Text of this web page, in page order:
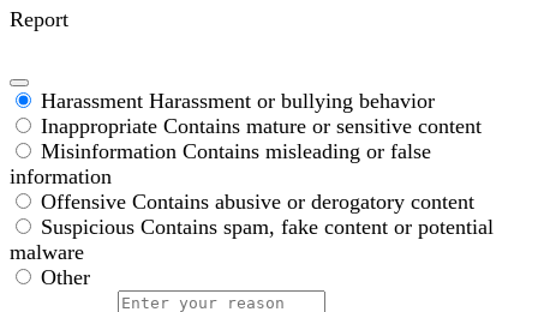
Report
Harassment Harassment or bullying behavior
Inappropriate Contains mature or sensitive content
Misinformation Contains misleading or false
information
Offensive Contains abusive or derogatory content
Suspicious Contains spam, fake content or potential
malware
Other